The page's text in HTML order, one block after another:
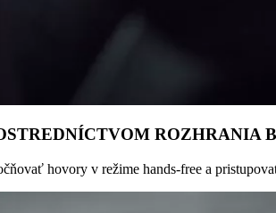
ROZHRANIA
hovory v režime hands-free a